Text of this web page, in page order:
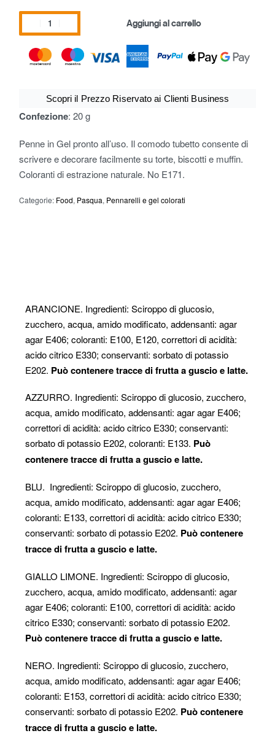
Aggiungi al carrello
Scopri il Prezzo Riservato ai Clienti Business
Confezione: 20 g
Penne in Gel pronto all’uso. Il comodo tubetto consente di
scrivere e decorare facilmente su torte, biscotti e muffin.
Coloranti di estrazione naturale. No E171.
Categorie: Food, Pasqua, Pennarelli e gel colorati
ARANCIONE. Ingredienti: Sciroppo di glucosio,
zucchero, acqua, amido modificato, addensanti: agar
agar E406; coloranti: E100, E120, correttori di acidità:
acido citrico E330; conservanti: sorbato di potassio
E202. Può contenere tracce di frutta a guscio e latte.
AZZURRO. Ingredienti: Sciroppo di glucosio, zucchero,
acqua, amido modificato, addensanti: agar agar E406;
correttori di acidità: acido citrico E330; conservanti:
sorbato di potassio E202, coloranti: E133. Può
contenere tracce di frutta a guscio e latte.
BLU. Ingredienti: Sciroppo di glucosio, zucchero,
acqua, amido modificato, addensanti: agar agar E406;
coloranti: E133, correttori di acidità: acido citrico E330;
conservanti: sorbato di potassio E202. Può contenere
tracce di frutta a guscio e latte.
GIALLO LIMONE. Ingredienti: Sciroppo di glucosio,
zucchero, acqua, amido modificato, addensanti: agar
agar E406; coloranti: E100, correttori di acidità: acido
citrico E330; conservanti: sorbato di potassio E202.
Può contenere tracce di frutta a guscio e latte.
NERO. Ingredienti: Sciroppo di glucosio, zucchero,
acqua, amido modificato, addensanti: agar agar E406;
coloranti: E153, correttori di acidità: acido citrico E330;
conservanti: sorbato di potassio E202. Può contenere
tracce di frutta a guscio e latte.